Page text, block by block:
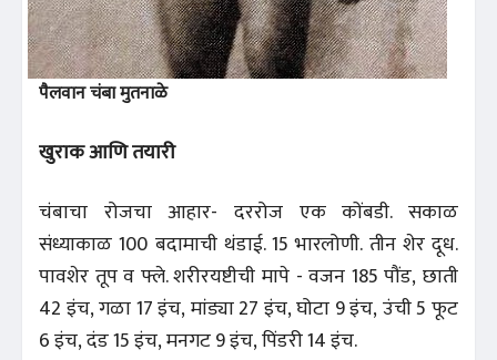
पैलवान चंबा मुतनाळे
खुराक आणि तयारी
चंबाचा रोजचा आहार- दररोज एक कोंबडी. सकाळ
संध्याकाळ 100 बदामाची थंडाई. 15 भारलोणी. तीन शेर दूध.
पावशेर तूप व फ्ले. शरीरयष्टीची मापे - वजन 185 पौंड, छाती
42 इंच, गळा 17 इंच, मांड्या 27 इंच, घोटा 9 इंच, उंची 5 फूट
6 इंच, दंड 15 इंच, मनगट 9 इंच, पिंडरी 14 इंच.